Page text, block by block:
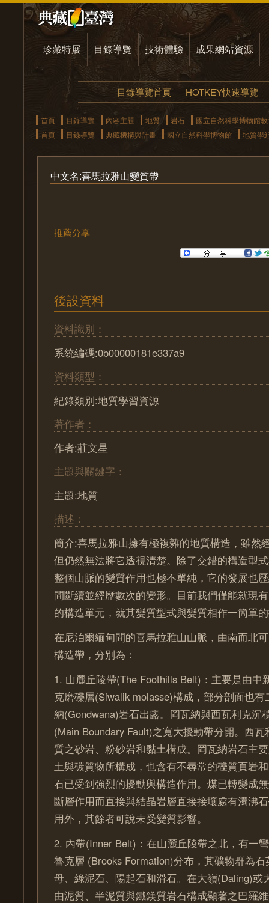
珍藏特展 目錄導覽 技術體驗 成果網站資源
目錄導覽首頁 HOTKEY快速導覽
首頁 目錄導覽 內容主題 地質 岩石
國立自然科學博物館
首頁
目錄導覽 典藏機構與計畫 國立自然科學博物館 地質學
中文名:喜馬拉雅山變質帶
推薦分享
後設資料
資料識別：
系統編碼:0b00000181e337a9
資料類型：
紀錄類別:地質學習資源
著作者：
作者:莊文星
主題與關鍵字：
主題:地質
描述：
簡介:喜馬拉雅山擁有極複雜的地質構造，雖然
但仍然無法將它透視清楚。除了交錯的構造型
整個山脈的變質作用也極不單純，它的發展也
間斷續並經歷數次的變形。目前我們僅能就現
的構造單元，就其變質型式與變質相作一簡單
在尼泊爾緬甸間的喜馬拉雅山山脈，由南而北
構造帶，分別為：
1. 山麓丘陵帶(The Foothills Belt)：主要是由中
克磨礫層(Siwalik molasse)構成，部分剖面也
納(Gondwana)岩石出露。岡瓦納與西瓦利克沉
(Main Boundary Fault)之寬大擾動帶分開。西
質之砂岩、粉砂岩和黏土構成。岡瓦納岩石主
土與碳質物所構成，也含有不尋常的礫質頁岩
石已受到強烈的擾動與構造作用。煤已轉變成
斷層作用而直接與結晶岩層直接接壤處有濁沸
用外，其餘者可說未受變質影響。
2. 內帶(Inner Belt)：在山麓丘陵帶之北，有一
魯克層 (Brooks Formation)分布，其礦物群為
母、綠泥石、陽起石和滑石。在大嶺(Daling)或
由泥質、半泥質與鐵鎂質岩石構成顯著之巴羅